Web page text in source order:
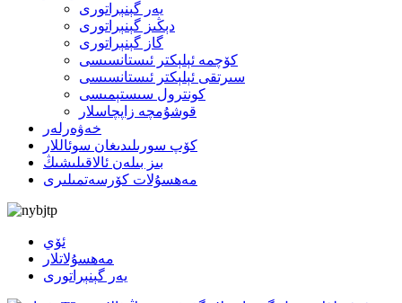
يەر گېنېراتورى
دېڭىز گېنېراتورى
گاز گېنېراتورى
كۆچمە ئېلېكتر ئىستانسىسى
سىرتقى ئېلېكتر ئىستانسىسى
كونترول سىستېمىسى
قوشۇمچە زاپچاسلار
خەۋەرلەر
كۆپ سورىلىدىغان سوئاللار
بىز بىلەن ئالاقىلىشىڭ
مەھسۇلات كۆرسەتمىلىرى
ئۆي
مەھسۇلاتلار
يەر گېنېراتورى